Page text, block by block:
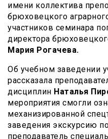
имени коллектива
брюховецкого
участников семинара
директора
Мария Рогачева.
Об учебном заведении
рассказала
дисциплин Наталья
мероприятия смогли
механизированной
заведения экскурсию
преподаватель